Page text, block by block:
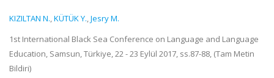
KIZILTAN N.,KÜTÜK Y.,Jesry M.
1st International Black Sea Conference on Language and Language
Education, Samsun, Türkiye, 22 - 23 Eylül 2017, ss.87-88, (Tam Metin
Bildiri)